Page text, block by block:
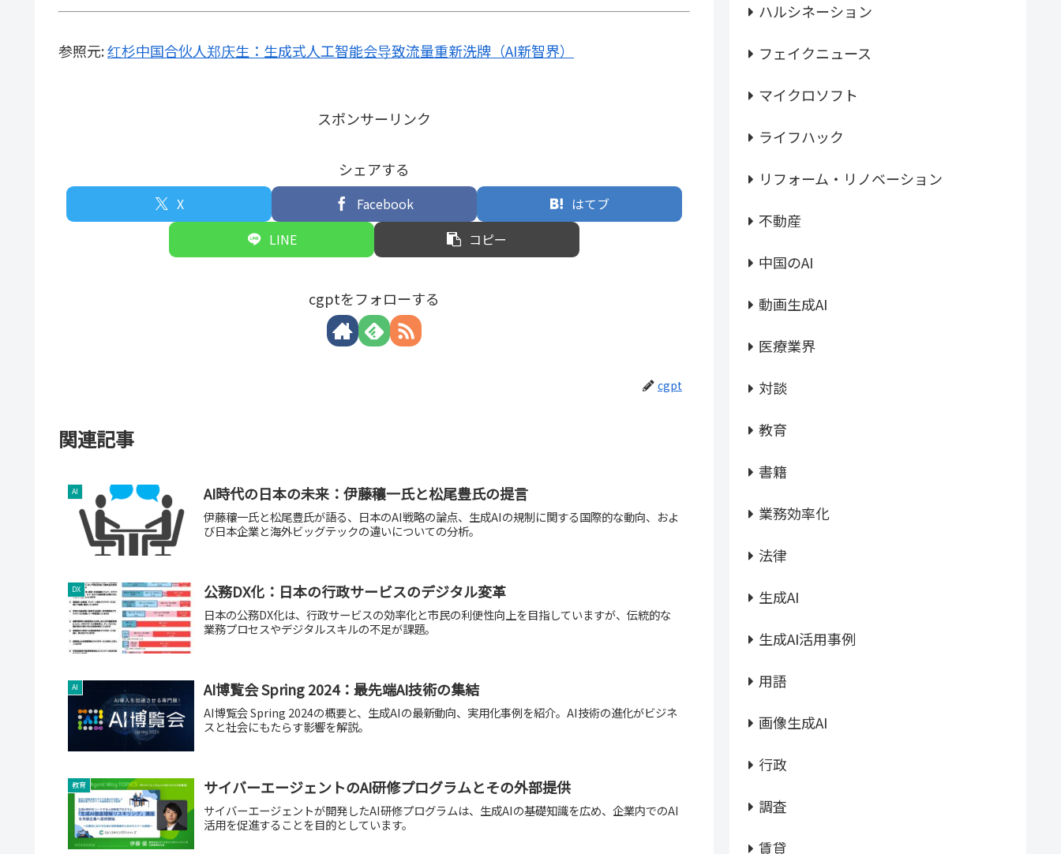
参照元:红杉中国合伙人郑庆生：生成式人工智能会导致流量重新洗牌（AI新智界）
スポンサーリンク
シェアする
X Facebook
はてブ
LINE
コピー
cgptをフォローする
cgpt
関連記事
AI AI時代の日本の未来：伊藤穰一氏と松尾豊氏の提言
伊藤穰一氏と松尾豊氏が語る、日本のAI戦略の論点、生成AIの規制に関する国際的な動向、およ
び日本企業と海外ビッグテックの違いについての分析。
DX 公務DX化：日本の行政サービスのデジタル変革
日本の公務DX化は、行政サービスの効率化と市民の利便性向上を目指していますが、伝統的な
業務プロセスやデジタルスキルの不足が課題。
AI AI博覧会 Spring 2024：最先端AI技術の集結
AI博覧会 Spring 2024の概要と、生成AIの最新動向、実用化事例を紹介。AI技術の進化がビジネ
スと社会にもたらす影響を解説。
教育 サイバーエージェントのAI研修プログラムとその外部提供
サイバーエージェントが開発したAI研修プログラムは、生成AIの基礎知識を広め、企業内でのAI
活用を促進することを目的としています。
ハルシネーション
フェイクニュース
マイクロソフト
ライフハック
リフォーム・リノベーション
不動産
中国のAI
動画生成AI
医療業界
対談
教育
書籍
業務効率化
法律
生成AI
生成AI活用事例
用語
画像生成AI
行政
調査
賃貸